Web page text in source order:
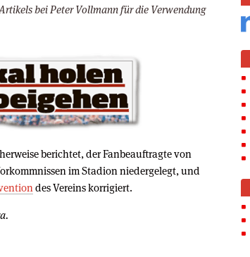
bei Peter Vollmann für die Verwendung
berichtet, der Fanbeauftragte von
im Stadion niedergelegt, und
des Vereins korrigiert.